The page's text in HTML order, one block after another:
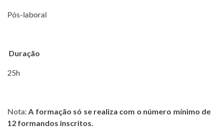
Pós-laboral
Duração
25h
Nota:A formação só se realiza com o número mínimo de
12 formandos inscritos.